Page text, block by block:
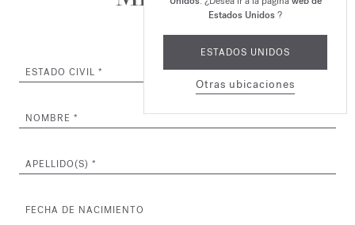
Estados Unidos?
ESTADOS UNIDOS
Otras ubicaciones
ESTADO CIVIL
NOMBRE
APELLIDO(S)
FECHA DE NACIMIENTO